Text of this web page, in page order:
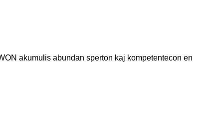
akumulis abundan sperton kaj kompetentecon en